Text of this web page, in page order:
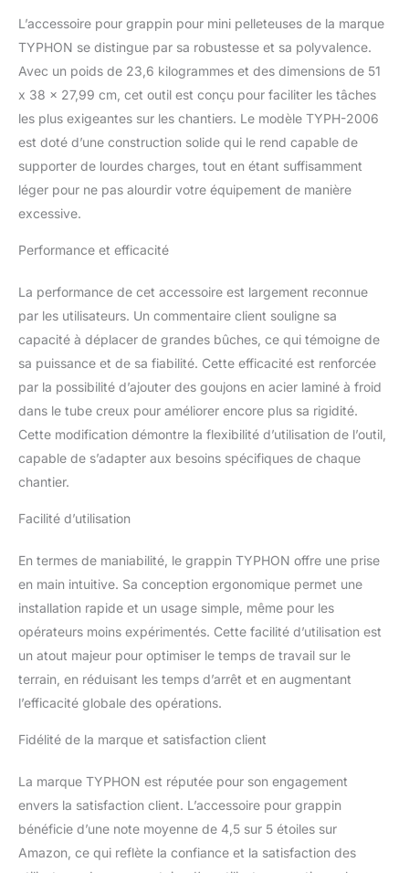
d'autres marques de
machines. Dimensions :
34 x 45 x 41,9 cm. Poids
du produit : 23,6 kg. Le
grapper est un
accessoire frontal conçu
pour les pelleteuses afin
de faciliter diverses
applications,
particulièrement idéal
l'empilage, la
manipulation des
applications nécessitent
une force de serrage et
de levier maximale.
Conçu pour une
application rugueuse,
robuste et générale.
Cette pelleteuse est
des déchets, des
ordures, des débris en
vrac. Utilisez nos
grappes TYPHON pour
saisir le bois, la pierre et
le métal pour vos projets.
L’accessoire pour grappin pour mini pelleteuses de la marque
TYPHON se distingue par sa robustesse et sa polyvalence.
Avec un poids de 23,6 kilogrammes et des dimensions de 51
x 38 x 27,99 cm, cet outil est conçu pour faciliter les tâches
les plus exigeantes sur les chantiers. Le modèle TYPH-2006
est doté d’une construction solide qui le rend capable de
supporter de lourdes charges, tout en étant suffisamment
léger pour ne pas alourdir votre équipement de manière
excessive.
Performance et efficacité
La performance de cet accessoire est largement reconnue
par les utilisateurs. Un commentaire client souligne sa
capacité à déplacer de grandes bûches, ce qui témoigne de
sa puissance et de sa fiabilité. Cette efficacité est renforcée
par la possibilité d’ajouter des goujons en acier laminé à froid
dans le tube creux pour améliorer encore plus sa rigidité.
Cette modification démontre la flexibilité d’utilisation de l’outil,
capable de s’adapter aux besoins spécifiques de chaque
chantier.
Facilité d’utilisation
En termes de maniabilité, le grappin TYPHON offre une prise
en main intuitive. Sa conception ergonomique permet une
installation rapide et un usage simple, même pour les
opérateurs moins expérimentés. Cette facilité d’utilisation est
un atout majeur pour optimiser le temps de travail sur le
terrain, en réduisant les temps d’arrêt et en augmentant
l’efficacité globale des opérations.
Fidélité de la marque et satisfaction client
La marque TYPHON est réputée pour son engagement
envers la satisfaction client. L’accessoire pour grappin
bénéficie d’une note moyenne de 4,5 sur 5 étoiles sur
Amazon, ce qui reflète la confiance et la satisfaction des